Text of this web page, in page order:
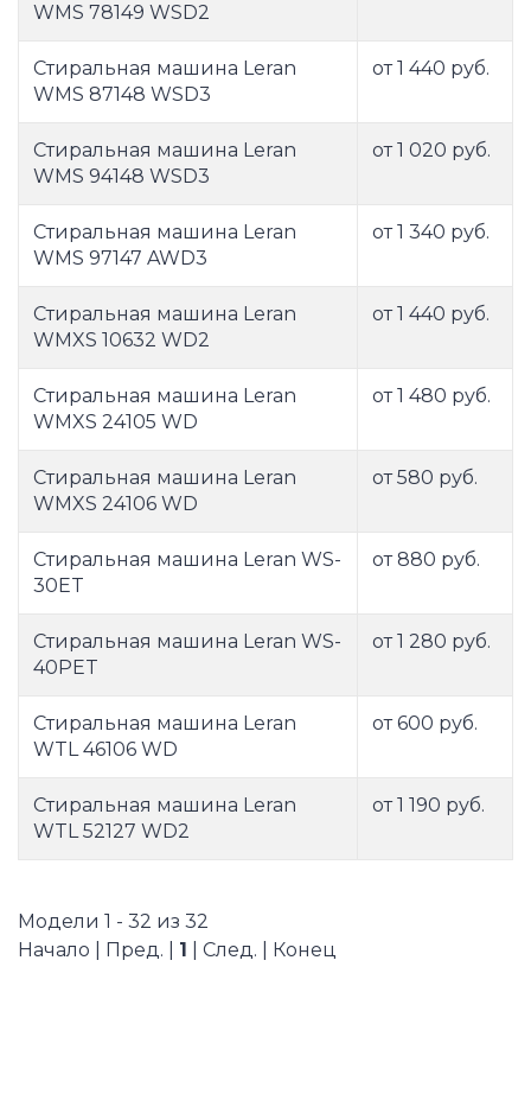
WMS 78149 WSD2
Стиральная машина Leran
WMS 87148 WSD3
от 1 440 руб.
Стиральная машина Leran
WMS 94148 WSD3
от 1 020 руб.
Стиральная машина Leran
WMS 97147 AWD3
от 1 340 руб.
Стиральная машина Leran
WMXS 10632 WD2
от 1 440 руб.
Стиральная машина Leran
WMXS 24105 WD
от 1 480 руб.
Стиральная машина Leran
WMXS 24106 WD
от 580 руб.
Стиральная машина Leran WS-
30ET
от 880 руб.
Стиральная машина Leran WS-
40PET
от 1 280 руб.
Стиральная машина Leran
WTL 46106 WD
от 600 руб.
Стиральная машина Leran
WTL 52127 WD2
от 1 190 руб.
Модели 1 - 32 из 32
Начало | Пред. | 1 | След. | Конец